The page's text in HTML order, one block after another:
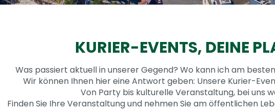
KURIER-EVENTS, DEINE
Was passiert aktuell in unserer Gegend? Wo kann ich am
Wir können Ihnen hier eine Antwort geben: Unsere Kurier-
Von Party bis kulturelle Veranstaltung, bei uns
Finden Sie Ihre Veranstaltung und nehmen Sie am öffentlichen